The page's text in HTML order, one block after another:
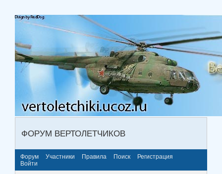
ФОРУМ ВЕРТОЛЕТЧИКОВ
Форум Участники Правила Поиск
Регистрация
Войти